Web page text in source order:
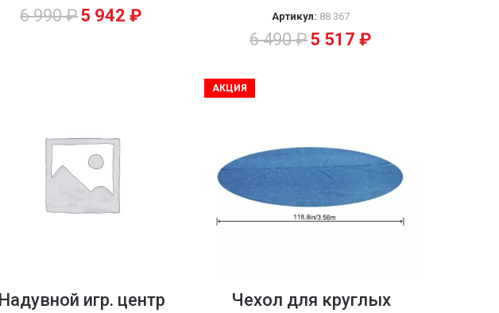
6 990₽5 942₽ Артикул: 88 367
6 490₽5 517₽
Надувной игр. центр
АКЦИЯ
Чехол для круглых